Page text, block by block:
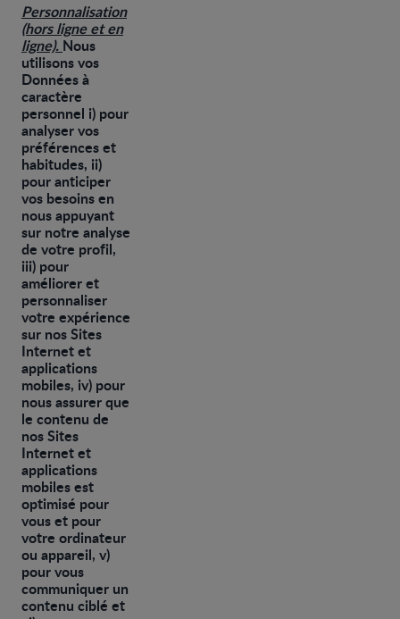
Personnalisation
(hors ligne et en
ligne). Nous
utilisons vos
Données à
caractère
personnel i) pour
analyser vos
préférences et
habitudes, ii)
pour anticiper
vos besoins en
nous appuyant
sur notre analyse
de votre profil,
iii) pour
améliorer et
personnaliser
votre expérience
sur nos Sites
Internet et
applications
mobiles, iv) pour
nous assurer que
le contenu de
nos Sites
Internet et
applications
mobiles est
optimisé pour
vous et pour
votre ordinateur
ou appareil, v)
pour vous
communiquer un
contenu ciblé et